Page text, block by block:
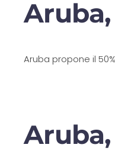
Aruba propone il